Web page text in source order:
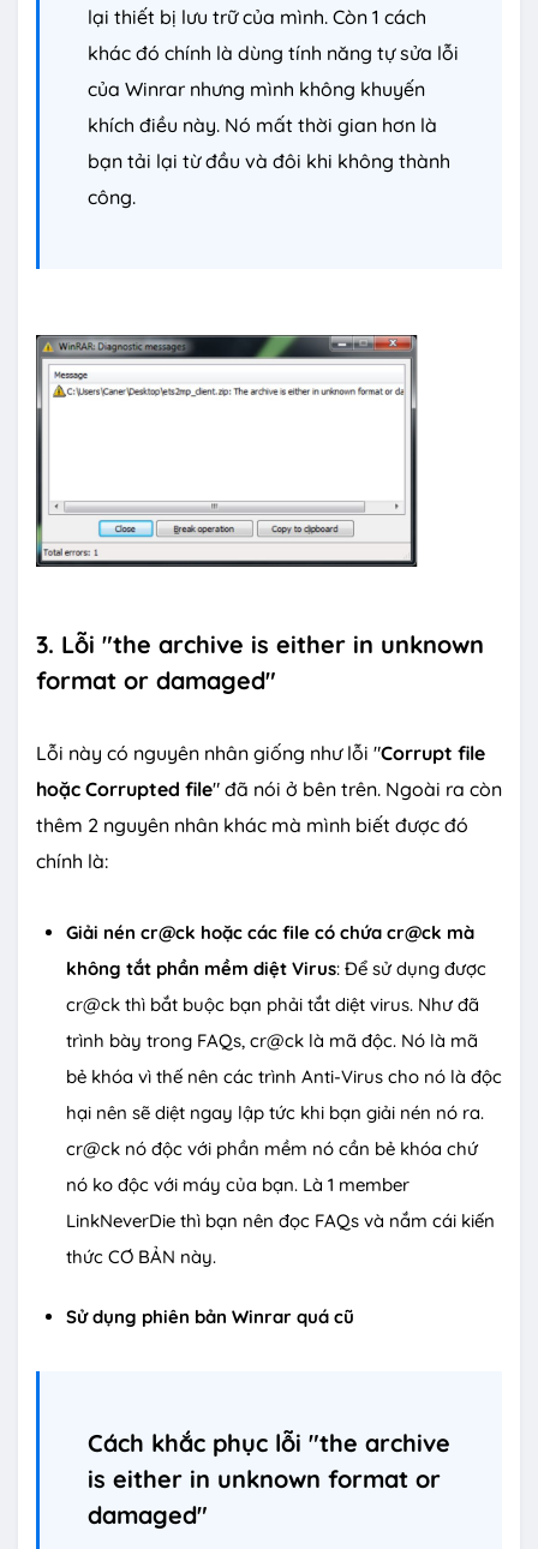
lại thiết bị lưu trữ của mình. Còn 1 cách
khác đó chính là dùng tính năng tự sửa lỗi
của Winrar nhưng mình không khuyến
khích điều này. Nó mất thời gian hơn là
bạn tải lại từ đầu và đôi khi không thành
công.
3. Lỗi "the archive is either in unknown
format or damaged"
Lỗi này có nguyên nhân giống như lỗi "Corrupt file
hoặc Corrupted file" đã nói ở bên trên. Ngoài ra còn
thêm 2 nguyên nhân khác mà mình biết được đó
chính là:
Giải nén cr@ck hoặc các file có chứa cr@ck mà
không tắt phần mềm diệt Virus: Để sử dụng được
cr@ck thì bắt buộc bạn phải tắt diệt virus. Như đã
trình bày trong FAQs, cr@ck là mã độc. Nó là mã
bẻ khóa vì thế nên các trình Anti-Virus cho nó là độc
hại nên sẽ diệt ngay lập tức khi bạn giải nén nó ra.
cr@ck nó độc với phần mềm nó cần bẻ khóa chứ
nó ko độc với máy của bạn. Là 1 member
LinkNeverDie thì bạn nên đọc FAQs và nắm cái kiến
thức CƠ BẢN này.
Sử dụng phiên bản Winrar quá cũ
Cách khắc phục lỗi "the archive
is either in unknown format or
damaged"